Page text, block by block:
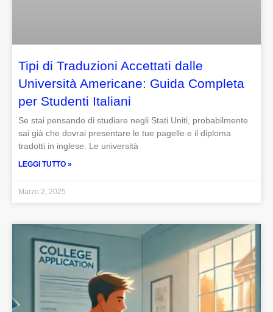
Tipi di Traduzioni Accettati dalle
Università Americane: Guida Completa
per Studenti Italiani
Se stai pensando di studiare negli Stati Uniti, probabilmente
sai già che dovrai presentare le tue pagelle e il diploma
tradotti in inglese. Le università
LEGGI TUTTO »
Marzo 2, 2025